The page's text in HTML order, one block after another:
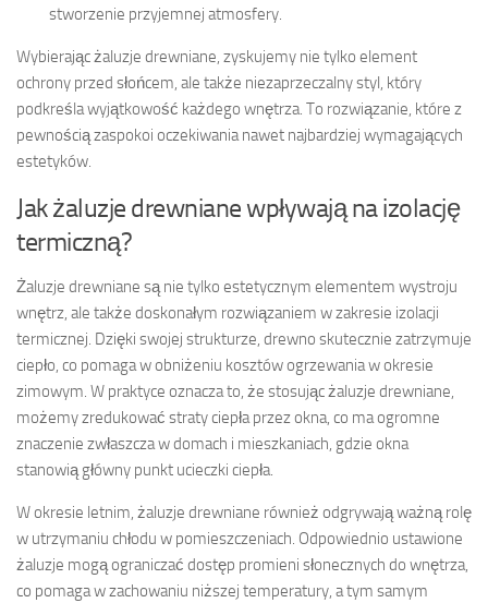
stworzenie przyjemnej atmosfery.
Wybierając żaluzje drewniane, zyskujemy nie tylko element
ochrony przed słońcem, ale także niezaprzeczalny styl, który
podkreśla wyjątkowość każdego wnętrza. To rozwiązanie, które z
pewnością zaspokoi oczekiwania nawet najbardziej wymagających
estetyków.
Jak żaluzje drewniane wpływają na izolację
termiczną?
Żaluzje drewniane są nie tylko estetycznym elementem wystroju
wnętrz, ale także doskonałym rozwiązaniem w zakresie izolacji
termicznej. Dzięki swojej strukturze, drewno skutecznie zatrzymuje
ciepło, co pomaga w obniżeniu kosztów ogrzewania w okresie
zimowym. W praktyce oznacza to, że stosując żaluzje drewniane,
możemy zredukować straty ciepła przez okna, co ma ogromne
znaczenie zwłaszcza w domach i mieszkaniach, gdzie okna
stanowią główny punkt ucieczki ciepła.
W okresie letnim, żaluzje drewniane również odgrywają ważną rolę
w utrzymaniu chłodu w pomieszczeniach. Odpowiednio ustawione
żaluzje mogą ograniczać dostęp promieni słonecznych do wnętrza,
co pomaga w zachowaniu niższej temperatury, a tym samym